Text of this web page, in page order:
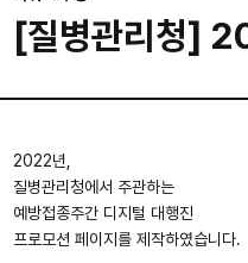
[질병관리청]
2022년,
질병관리청에서 주관하는
예방접종주간 디지털 대행진
프로모션 페이지를 제작하였습니다.